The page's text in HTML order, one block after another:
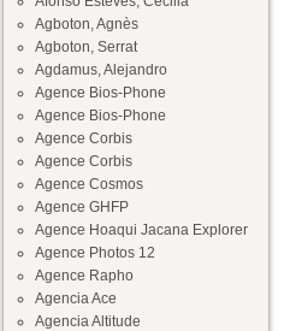
Agboton, Agnès
Agboton, Serrat
Agdamus, Alejandro
Agence Bios-Phone
Agence Bios-Phone
Agence Corbis
Agence Corbis
Agence Cosmos
Agence GHFP
Agence Hoaqui Jacana Explorer
Agence Photos 12
Agence Rapho
Agencia Ace
Agencia Altitude